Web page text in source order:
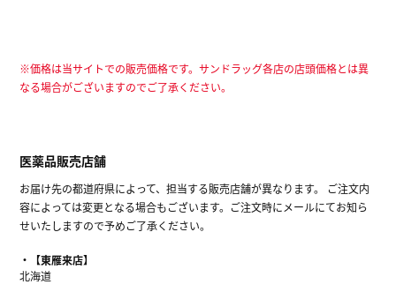
※価格は当サイトでの販売価格です。サンドラッグ各店の店頭価格とは異
なる場合がございますのでご了承ください。
医薬品販売店舗
お届け先の都道府県によって、担当する販売店舗が異なります。 ご注文内
容によっては変更となる場合もございます。ご注文時にメールにてお知ら
せいたしますので予めご了承ください。
【東雁来店】
北海道